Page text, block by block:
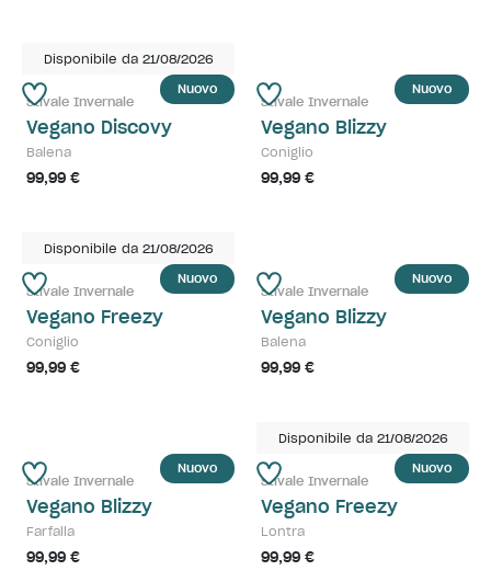
Disponibile da 21/08/2026
Nuovo
Stivale Invernale
Vegano Discovy
Balena
99,99 €
Nuovo
Stivale Invernale
Vegano Blizzy
Coniglio
99,99 €
Disponibile da 21/08/2026
Nuovo
Stivale Invernale
Vegano Freezy
Coniglio
99,99 €
Nuovo
Stivale Invernale
Vegano Blizzy
Balena
99,99 €
Nuovo
Stivale Invernale
Vegano Blizzy
Farfalla
99,99 €
Disponibile da 21/08/2026
Nuovo
Stivale Invernale
Vegano Freezy
Lontra
99,99 €